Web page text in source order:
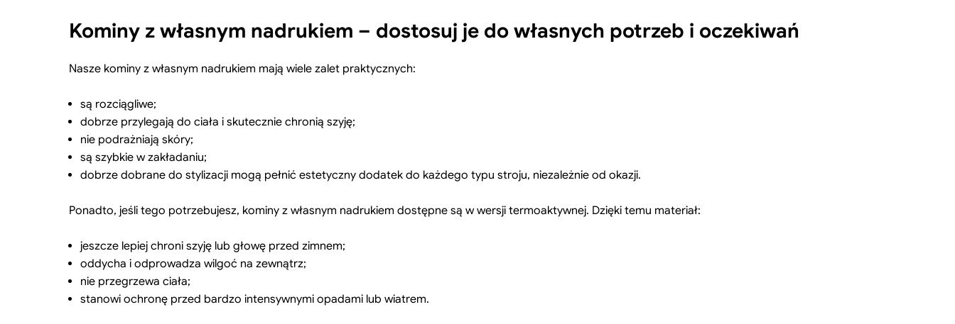
Kominy z własnym nadrukiem – dostosuj je do własnych potrzeb i oczekiwań
Nasze kominy z własnym nadrukiem mają wiele zalet praktycznych:
są rozciągliwe;
dobrze przylegają do ciała i skutecznie chronią szyję;
nie podrażniają skóry;
są szybkie w zakładaniu;
dobrze dobrane do stylizacji mogą pełnić estetyczny dodatek do każdego typu stroju, niezależnie od okazji.
Ponadto, jeśli tego potrzebujesz, kominy z własnym nadrukiem dostępne są w wersji termoaktywnej. Dzięki temu materiał:
jeszcze lepiej chroni szyję lub głowę przed zimnem;
oddycha i odprowadza wilgoć na zewnątrz;
nie przegrzewa ciała;
stanowi ochronę przed bardzo intensywnymi opadami lub wiatrem.